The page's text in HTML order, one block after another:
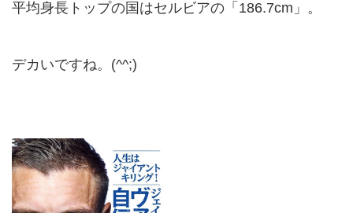
平均身長トップの国はセルビアの「186.7cm」。
デカいですね。(^^;)